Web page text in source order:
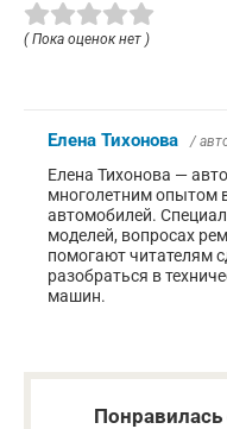
( Пока оценок нет )
Елена Тихонова /
Елена Тихонова —
многолетним опытом
автомобилей.
моделей, вопросах
помогают читателям
разобраться в
машин.
Понравилась